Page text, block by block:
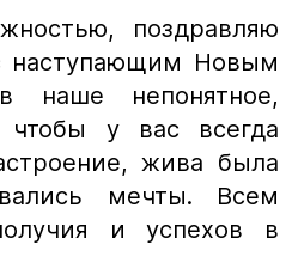
поздравляю
наступающим Новым
наше непонятное,
чтобы у вас всегда
жива была
мечты. Всем
и успехов в